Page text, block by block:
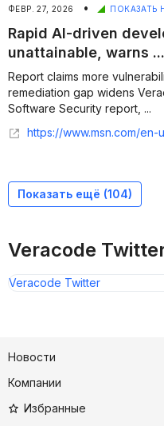
ФЕВР. 27, 2026 • ПОКАЗАТЬ
Rapid AI-driven
unattainable, warns ...
Report claims more
remediation gap widens
Software Security report, ...
https://www.msn.com/en-us/news/technology/rapid-ai-driven-development-makes-security-unattainable-warns-veracode/ar-AA1X8opT
Показать ещё (104)
Veracode
Veracode Twitter
Новости
Компании
Избранные